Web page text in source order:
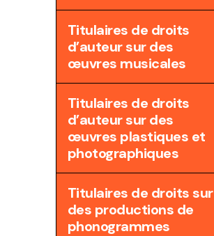
Titulaires de droits
d’auteur sur des
œuvres musicales
Titulaires de droits
d’auteur sur des
œuvres plastiques et
photographiques
Titulaires de droits sur
des productions de
phonogrammes